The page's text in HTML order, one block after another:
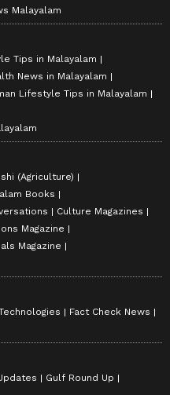
Malayalam
Tips in Malayalam
News in Malayalam
Lifestyle Tips in Malayalam
(Agriculture)
Books
Culture Magazines
Magazine
Magazine
Fact Check News
Gulf Round Up